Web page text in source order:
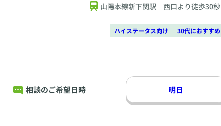
山陽本線新下関駅 西口より徒歩30秒
ハイステータス向け 30代におすすめ
相談のご希望日時 明日